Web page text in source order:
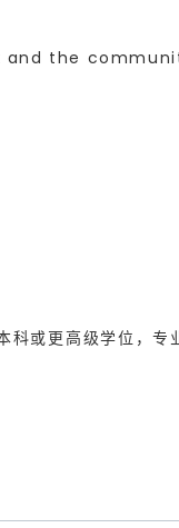
and the
更高级学位，专